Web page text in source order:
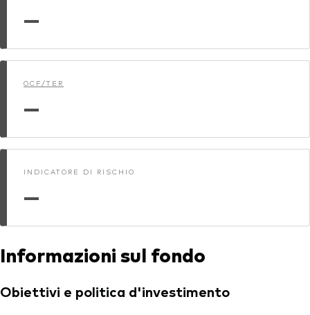
—
OCF/TER
—
INDICATORE DI RISCHIO
—
Informazioni sul fondo
Obiettivi e politica d'investimento